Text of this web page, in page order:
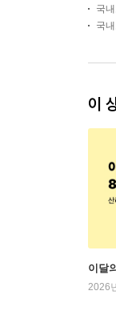
국
국
이
이달
2026